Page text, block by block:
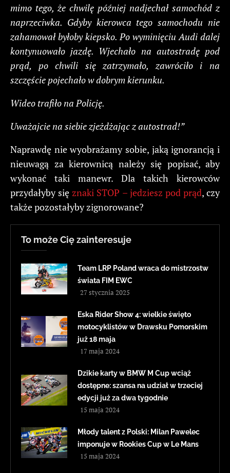
mimo tego, że chwilę później nadjechał samochód z
naprzeciwka. Gdyby kierowca tego samochodu nie
zahamował byłoby kiepsko. Po wyminięciu Audi dalej
kontynuowało jazdę. Wjechało na autostradę pod
prąd, po chwili się zatrzymało, zawróciło i na
szczęście pojechało w dobrym kierunku.
Wideo trafiło na Policję.
Uważajcie na siebie zjeżdżając z autostrad!”
Naprawdę nie wyobrażamy sobie, jaką ignorancją i
nieuwagą za kierownicą należy się popisać, aby
wykonać taki manewr. Dla takich kierowców
przydałyby się znaki STOP – jedziesz pod prąd, czy
także pozostałyby zignorowane?
To może Cię zainteresuje
Team LRP Poland wraca do mistrzostw
świata FIM EWC
27 stycznia 2025
Eska Rider Show 4: wielkie święto
motocyklistów w Drawsku Pomorskim
już 18 maja
17 maja 2024
Dzikie karty w BMW M Cup wciąż
dostępne: szansa na udział w trzeciej
edycji już za dwa tygodnie
15 maja 2024
Młody talent z Polski: Milan Pawelec
imponuje w Rookies Cup w Le Mans
15 maja 2024